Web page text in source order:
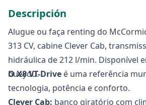
Descripción
Alugue ou faça renting do McCormick X8 VT-
313 CV, cabine Clever Cab,
hidráulica de 212 l/min. Disponível
bueydu.
O X8 VT-Drive é uma referência
tecnologia, potência e conforto.
Clever Cab: banco giratório com